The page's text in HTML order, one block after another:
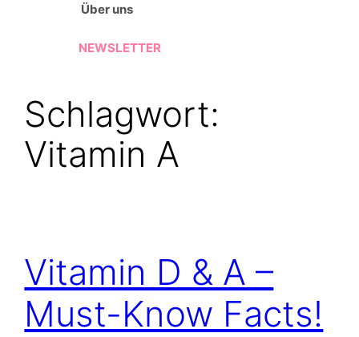
Über uns
NEWSLETTER
Schlagwort:
Vitamin A
Vitamin D & A –
Must-Know Facts!